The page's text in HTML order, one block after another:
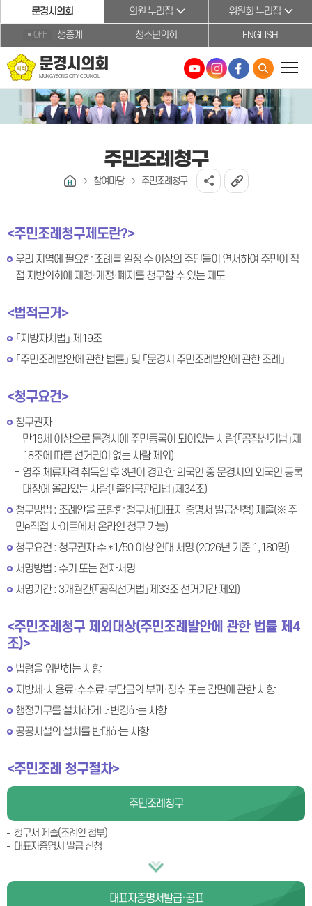
본문바로가기문경시의회 의원 누리집 위원회 누리집
OFF 생중계 청소년의회 ENGLISH
문경시의회
MUNGYEONG CITY COUNCIL
주민조례청구
참여마당 주민조례청구
<주민조례청구제도란?>
우리 지역에 필요한 조례를 일정 수 이상의 주민들이 연서하여 주민이 직
접 지방의회에 제정·개정·폐지를 청구할 수 있는 제도
<법적근거>
「지방자치법」 제19조
「주민조례발안에 관한 법률」 및 「문경시 주민조례발안에 관한 조례」
<청구요건>
청구권자
만18세 이상으로 문경시에 주민등록이 되어있는 사람(「공직선거법」제
18조에 따른 선거권이 없는 사람 제외)
영주 체류자격 취득일 후 3년이 경과한 외국인 중 문경시의 외국인 등록
대장에 올라있는 사람(「출입국관리법」제34조)
청구방법 : 조례안을 포함한 청구서(대표자 증명서 발급신청) 제출(※ 주
민e직접 사이트에서 온라인 청구 가능)
청구요건 : 청구권자 수 *1/50 이상 연대 서명 (2026년 기준 1,180명)
서명방법 : 수기 또는 전자서명
서명기간 : 3개월간(「공직선거법」제33조 선거기간 제외)
<주민조례청구 제외대상(주민조례발안에 관한 법률 제4
조)>
법령을 위반하는 사항
지방세·사용료·수수료·부담금의 부과·징수 또는 감면에 관한 사항
행정기구를 설치하거나 변경하는 사항
공공시설의 설치를 반대하는 사항
<주민조례 청구절차>
주민조례청구
청구서 제출(조례안 첨부)
대표자증명서 발급 신청
대표자증명서발급·공표